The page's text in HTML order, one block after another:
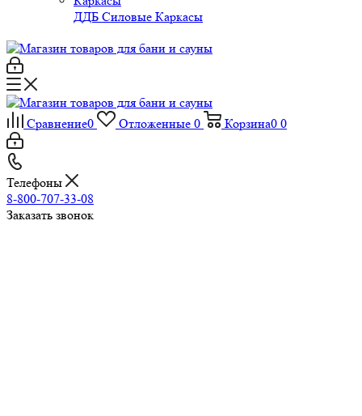
ДДБ Силовые Каркасы
Сравнение0 Отложенные 0 Корзина0 0
Телефоны
8-800-707-33-08
Заказать звонок